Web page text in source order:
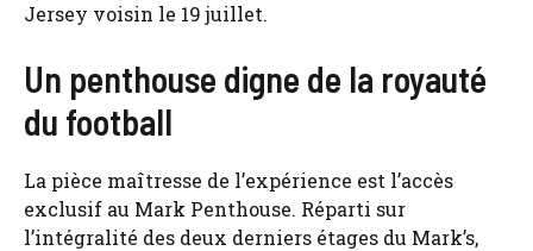
Jersey voisin le 19 juillet.
Un penthouse digne de la royauté
du football
La pièce maîtresse de l’expérience est l’accès
exclusif au Mark Penthouse. Réparti sur
l’intégralité des deux derniers étages du Mark’s,